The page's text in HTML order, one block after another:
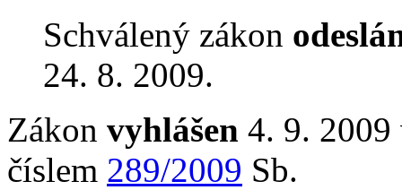
Schválený zákon
24. 8. 2009.
Zákon vyhlášen 4. 9. 2009
číslem 289/2009 Sb.